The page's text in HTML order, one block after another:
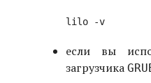
если вы
загрузчика